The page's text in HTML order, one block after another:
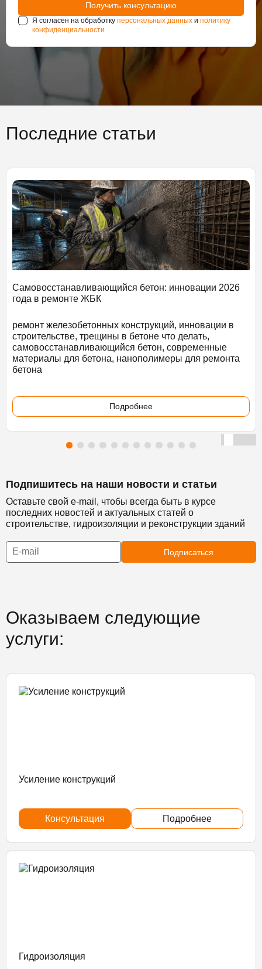
Я согласен на обработку персональных данных и политику
конфиденциальности
Последние статьи
Самовосстанавливающийся бетон: инновации 2026
года в ремонте ЖБК
ремонт железобетонных конструкций, инновации в
строительстве, трещины в бетоне что делать,
самовосстанавливающийся бетон, современные
материалы для бетона, нанополимеры для ремонта
бетона
Подробнее
Подпишитесь на наши новости и статьи
Оставьте свой e-mail, чтобы всегда быть в курсе
последних новостей и актуальных статей о
строительстве, гидроизоляции и реконструкции зданий
Подписаться
Оказываем следующие
услуги:
Усиление конструкций
Консультация Подробнее
Гидроизоляция